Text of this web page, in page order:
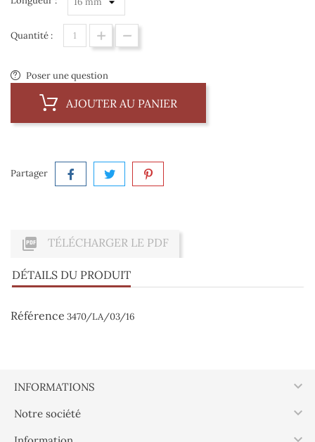
Quantité :
Poser une question
AJOUTER AU PANIER
Partager
 TÉLÉCHARGER LE PDF
DÉTAILS DU PRODUIT
Référence 3470/LA/03/16
INFORMATIONS 
Notre société 